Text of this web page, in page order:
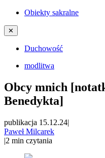
Obiekty sakralne
✕
Duchowość
modlitwa
Obcy mnich
Benedykta]
publikacja 15.12.24|
Paweł Milcarek
|2 min czytania